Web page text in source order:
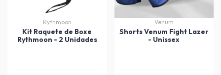
Rythmoon
Kit Raquete de Boxe
Rythmoon - 2 Unidades
Venum
Shorts Venum Fight Lazer
- Unissex